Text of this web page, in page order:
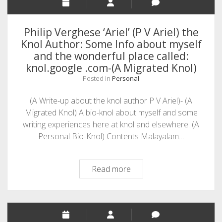
the
Onam
Festival
Philip Verghese ‘Ariel’ (P V Ariel) the
Knol Author: Some Info about myself
and the wonderful place called:
knol.google .com-(A Migrated Knol)
Posted in Personal
(A Write-up about the knol author P V Ariel)- (A
Migrated Knol) A bio-knol about myself and some
writing experiences here at knol and elsewhere. (A
Personal Bio-Knol) Contents Malayalam…
Read morePhilip
Verghese
‘Ariel’
(P